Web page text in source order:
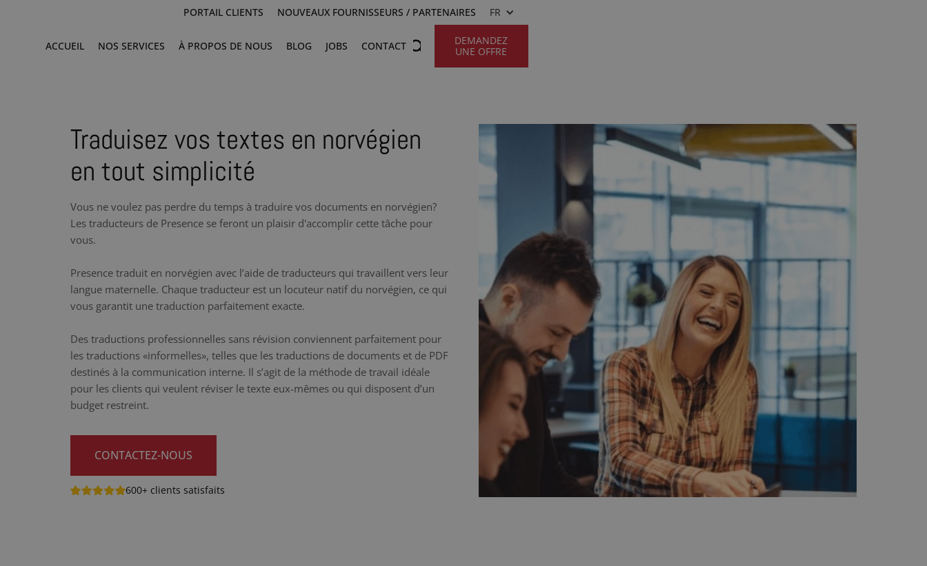
PORTAIL CLIENTS NOUVEAUX FOURNISSEURS / PARTENAIRES FR
ACCUEIL NOS SERVICES À PROPOS DE NOUS BLOG JOBS CONTACT
DEMANDEZ
UNE OFFRE
Traduisez vos textes en norvégien
en tout simplicité
Vous ne voulez pas perdre du temps à traduire vos documents en norvégien?
Les traducteurs de Presence se feront un plaisir d'accomplir cette tâche pour
vous.
Presence traduit en norvégien avec l’aide de traducteurs qui travaillent vers leur
langue maternelle. Chaque traducteur est un locuteur natif du norvégien, ce qui
vous garantit une traduction parfaitement exacte.
Des traductions professionnelles sans révision conviennent parfaitement pour
les traductions «informelles», telles que les traductions de documents et de PDF
destinés à la communication interne. Il s’agit de la méthode de travail idéale
pour les clients qui veulent réviser le texte eux-mêmes ou qui disposent d’un
budget restreint.
CONTACTEZ-NOUS
600+ clients satisfaits